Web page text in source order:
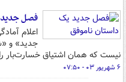
فصل جدید
اعلام
جدید» و
نیست که همان اشتیاق خسارت‌بار
۶ شهریور ۰۳ - ۰۷:۵۰